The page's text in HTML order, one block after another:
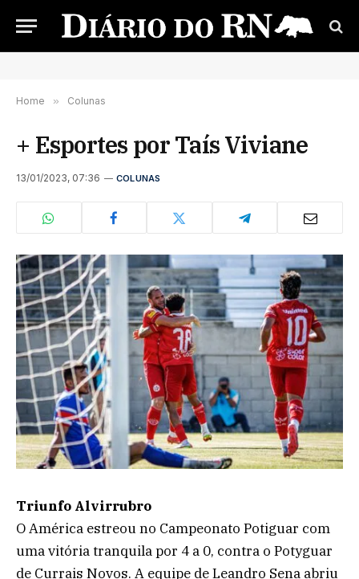
Home » Colunas
+ Esportes por Taís Viviane
13/01/2023, 07:36 COLUNAS
Triunfo Alvirrubro
O América estreou no Campeonato Potiguar com
uma vitória tranquila por 4 a 0, contra o Potyguar
de Currais Novos. A equipe de Leandro Sena abriu